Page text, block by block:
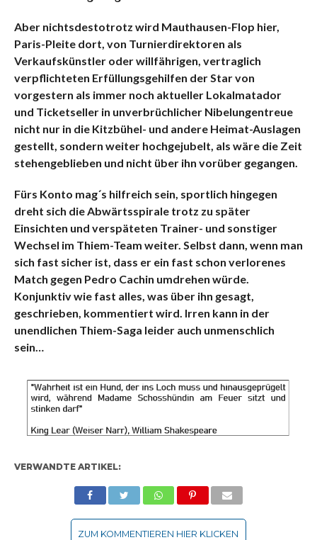
Aber nichtsdestotrotz wird Mauthausen-Flop hier,
Paris-Pleite dort, von Turnierdirektoren als
Verkaufskünstler oder willfährigen, vertraglich
verpflichteten Erfüllungsgehilfen der Star von
vorgestern als immer noch aktueller Lokalmatador
und Ticketseller in unverbrüchlicher Nibelungentreue
nicht nur in die Kitzbühel- und andere Heimat-Auslagen
gestellt, sondern weiter hochgejubelt, als wäre die Zeit
stehengeblieben und nicht über ihn vorüber gegangen.
Fürs Konto mag´s hilfreich sein, sportlich hingegen
dreht sich die Abwärtsspirale trotz zu später
Einsichten und verspäteten Trainer- und sonstiger
Wechsel im Thiem-Team weiter. Selbst dann, wenn man
sich fast sicher ist, dass er ein fast schon verlorenes
Match gegen Pedro Cachin umdrehen würde.
Konjunktiv wie fast alles, was über ihn gesagt,
geschrieben, kommentiert wird. Irren kann in der
unendlichen Thiem-Saga leider auch unmenschlich
sein…
VERWANDTE ARTIKEL:
ZUM KOMMENTIEREN HIER KLICKEN